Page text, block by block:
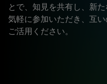
とで、知見を共有し、新
気軽に参加いただき、互
ご活用ください。